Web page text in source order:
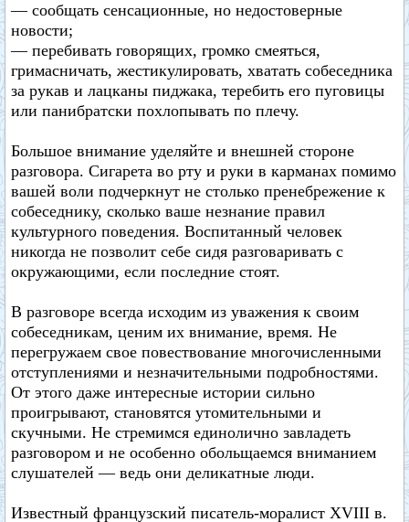
— сообщать сенсационные, но недостоверные
новости;
— перебивать говорящих, громко смеяться,
гримасничать, жестикулировать, хватать собеседника
за рукав и лацканы пиджака, теребить его пуговицы
или панибратски похлопывать по плечу.
Большое внимание уделяйте и внешней стороне
разговора. Сигарета во рту и руки в карманах помимо
вашей воли подчеркнут не столько пренебрежение к
собеседнику, сколько ваше незнание правил
культурного поведения. Воспитанный человек
никогда не позволит себе сидя разговаривать с
окружающими, если последние стоят.
В разговоре всегда исходим из уважения к своим
собеседникам, ценим их внимание, время. Не
перегружаем свое повествование многочисленными
отступлениями и незначительными подробностями.
От этого даже интересные истории сильно
проигрывают, становятся утомительными и
скучными. Не стремимся единолично завладеть
разговором и не особенно обольщаемся вниманием
слушателей — ведь они деликатные люди.
Известный французский писатель-моралист XVIII в.